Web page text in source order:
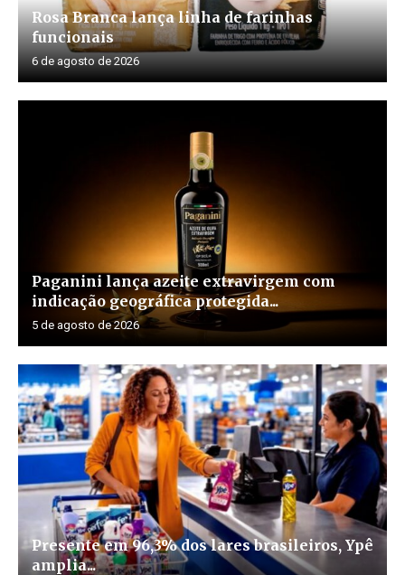
Rosa Branca lança linha de farinhas
funcionais
6 de agosto de 2026
Paganini lança azeite extravirgem com
indicação geográfica protegida...
5 de agosto de 2026
Presente em 96,3% dos lares brasileiros, Ypê
amplia...